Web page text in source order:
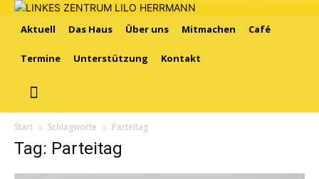
Aktuell Das Haus Über uns Mitmachen Café
Termine Unterstützung Kontakt
Start Schlagworte Parteitag
Tag: Parteitag